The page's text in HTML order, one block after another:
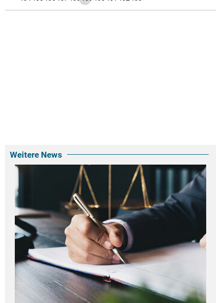
Weitere News